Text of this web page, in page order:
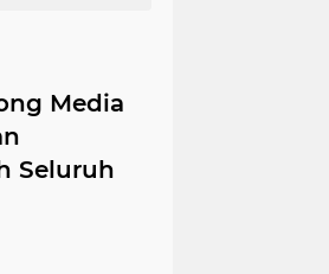
Media
Seluruh